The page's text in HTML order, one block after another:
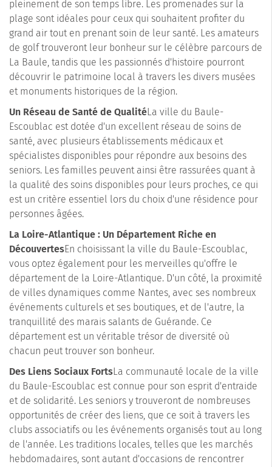
pleinement de son temps libre. Les promenades sur la
plage sont idéales pour ceux qui souhaitent profiter du
grand air tout en prenant soin de leur santé. Les amateurs
de golf trouveront leur bonheur sur le célèbre parcours de
La Baule, tandis que les passionnés d'histoire pourront
découvrir le patrimoine local à travers les divers musées
et monuments historiques de la région.
Un Réseau de Santé de QualitéLa ville du Baule-
Escoublac est dotée d'un excellent réseau de soins de
santé, avec plusieurs établissements médicaux et
spécialistes disponibles pour répondre aux besoins des
seniors. Les familles peuvent ainsi être rassurées quant à
la qualité des soins disponibles pour leurs proches, ce qui
est un critère essentiel lors du choix d'une résidence pour
personnes âgées.
La Loire-Atlantique : Un Département Riche en
DécouvertesEn choisissant la ville du Baule-Escoublac,
vous optez également pour les merveilles qu'offre le
département de la Loire-Atlantique. D'un côté, la proximité
de villes dynamiques comme Nantes, avec ses nombreux
événements culturels et ses boutiques, et de l'autre, la
tranquillité des marais salants de Guérande. Ce
département est un véritable trésor de diversité où
chacun peut trouver son bonheur.
Des Liens Sociaux FortsLa communauté locale de la ville
du Baule-Escoublac est connue pour son esprit d'entraide
et de solidarité. Les seniors y trouveront de nombreuses
opportunités de créer des liens, que ce soit à travers les
clubs associatifs ou les événements organisés tout au long
de l'année. Les traditions locales, telles que les marchés
hebdomadaires, sont autant d'occasions de rencontrer